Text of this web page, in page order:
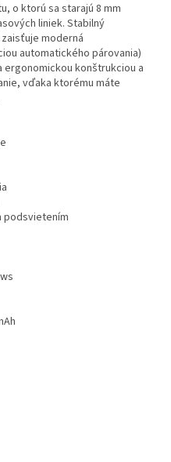
o ktorú sa starajú 8 mm
liniek. Stabilný
moderná
automatického párovania)
ergonomickou konštrukciou a
vďaka ktorému máte
podsvietením